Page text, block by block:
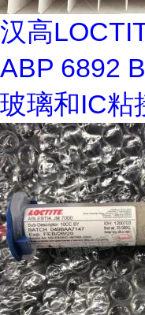
汉高
ABP 6892
玻璃和IC粘